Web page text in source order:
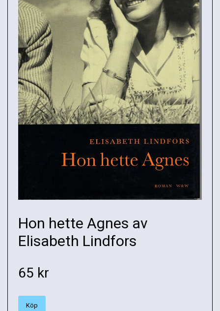
Hon hette Agnes av
Elisabeth Lindfors
65 kr
Köp